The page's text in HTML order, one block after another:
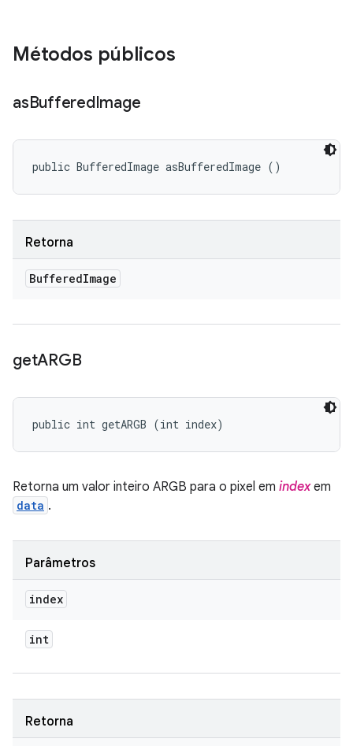
Métodos públicos
asBufferedImage
public BufferedImage asBufferedImage ()
Retorna
BufferedImage
getARGB
public int getARGB (int index)
Retorna um valor inteiro ARGB para o pixel em indexem
data .
Parâmetros
index
int
Retorna